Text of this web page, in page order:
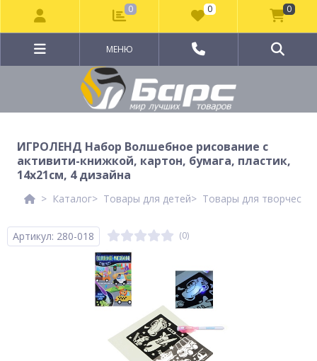
МЕНЮ
ИГРОЛЕНД Набор Волшебное рисование с
активити-книжкой, картон, бумага, пластик,
14х21см, 4 дизайна
Каталог Товары для детей Товары для
Артикул: 280-018 (0)
0 0 0